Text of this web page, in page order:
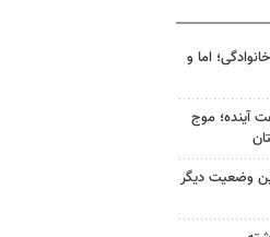
اما و
کشور در ۷۲ ساعت آینده؛ موج
وضعیت دیگر